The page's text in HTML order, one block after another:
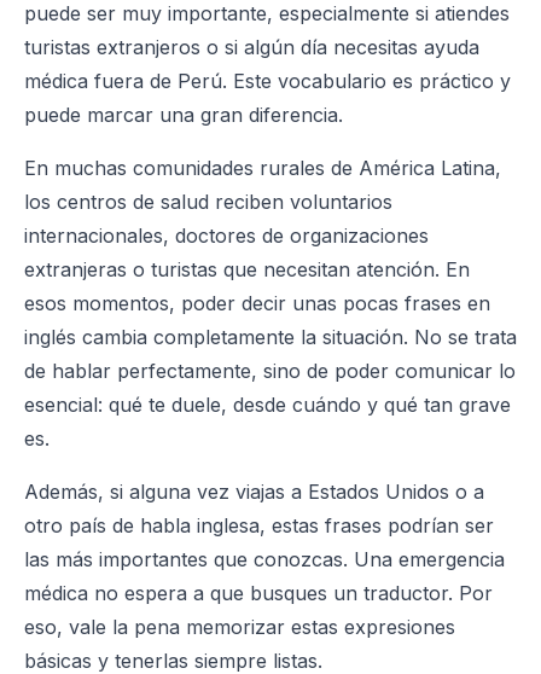
puede ser muy importante, especialmente si atiendes
turistas extranjeros o si algún día necesitas ayuda
médica fuera de Perú. Este vocabulario es práctico y
puede marcar una gran diferencia.
En muchas comunidades rurales de América Latina,
los centros de salud reciben voluntarios
internacionales, doctores de organizaciones
extranjeras o turistas que necesitan atención. En
esos momentos, poder decir unas pocas frases en
inglés cambia completamente la situación. No se trata
de hablar perfectamente, sino de poder comunicar lo
esencial: qué te duele, desde cuándo y qué tan grave
es.
Además, si alguna vez viajas a Estados Unidos o a
otro país de habla inglesa, estas frases podrían ser
las más importantes que conozcas. Una emergencia
médica no espera a que busques un traductor. Por
eso, vale la pena memorizar estas expresiones
básicas y tenerlas siempre listas.